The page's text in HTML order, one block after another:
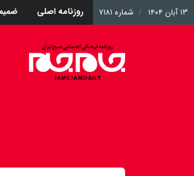
۱۳ آبان ۱۴۰۴ شماره ۷۱۸۱ روزنامه اصلی